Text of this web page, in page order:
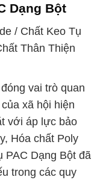
Dạng Bột
/ Chất Keo Tụ
Thân Thiện
vai trò quan
xã hội hiện
với áp lực bảo
Hóa chất Poly
PAC Dạng Bột đã
trong các quy